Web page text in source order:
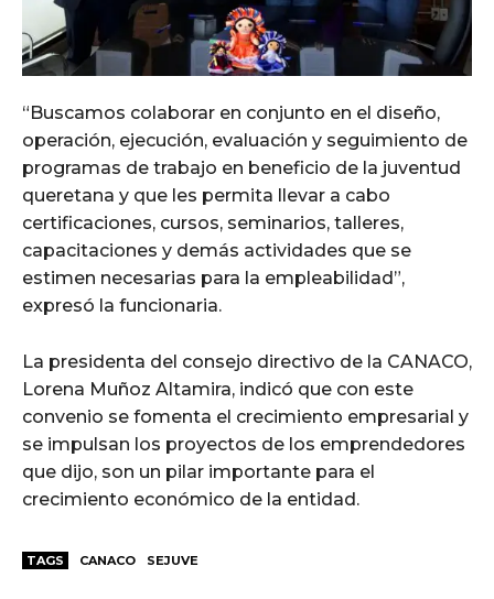
“Buscamos colaborar en conjunto en el diseño,
operación, ejecución, evaluación y seguimiento de
programas de trabajo en beneficio de la juventud
queretana y que les permita llevar a cabo
certificaciones, cursos, seminarios, talleres,
capacitaciones y demás actividades que se
estimen necesarias para la empleabilidad”,
expresó la funcionaria.
La presidenta del consejo directivo de la CANACO,
Lorena Muñoz Altamira, indicó que con este
convenio se fomenta el crecimiento empresarial y
se impulsan los proyectos de los emprendedores
que dijo, son un pilar importante para el
crecimiento económico de la entidad.
TAGS CANACO SEJUVE